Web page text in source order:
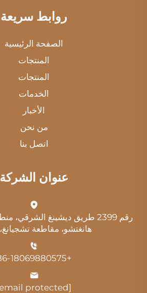
روابط سريعة
الصفحة الرئيسية
المنتجات
المنتجات
الخدمات
الأخبار
من نحن
اتصل بنا
عنوان الشركة
رقم 2399 طريق ديشينغ الشرقي،
هانغتشو، مقاطعة
+86-18069880575
[email protected]